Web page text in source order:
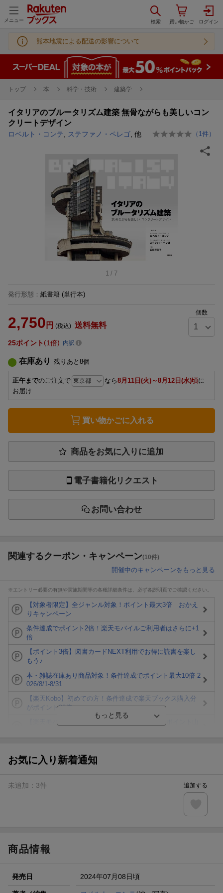
メニュー
熊本地震による配送の影響について
トップ 本 科学・技術 建築学
イタリアのブルータリズム建築 無骨ながらも美しいコン
クリートデザイン
ロベルト・コンテ ステファノ・ペレゴ , 他 （ 1 件）
1 / 7
発行形態 ： 紙書籍 (単行本)
2,750 円 (税込) 送料無料
個数
25ポイント 1倍 内訳
在庫あり 残りあと 8個
正午までのご注文で なら8月11日(火)～8月12日(水)頃に
お届け
買い物かごに入れる
商品をお気に入りに追加
電子書籍化リクエスト
お問い合わせ
関連するクーポン・キャンペーン(10件)
開催中のキャンペーンをもっと見る
※エントリー必要の有無や実施期間等の各種詳細条件は、必ず各説明頁でご確認ください。
【対象者限定】全ジャンル対象！ポイント最大3倍 おかえ
りキャンペーン
条件達成でポイント2倍！楽天モバイルご利用者はさらに+1
倍
【ポイント3倍】図書カードNEXT利用でお得に読書を楽し
もう♪
本・雑誌在庫あり商品対象！条件達成でポイント最大10倍 2
026/8/1-8/31
【楽天Kobo】初めての方！条件達成で楽天ブックス購入分
がポイント20倍
ト山分け
エントリー＆3,000円以上購入で無料データSIM（3GB/月プ
楽天モバイル紹介キャンペーンの拡散で300円OFFクーポン
お気に入り新着通知
未追加： 3件 追加する
商品情報
発売日 2024年07月08日頃